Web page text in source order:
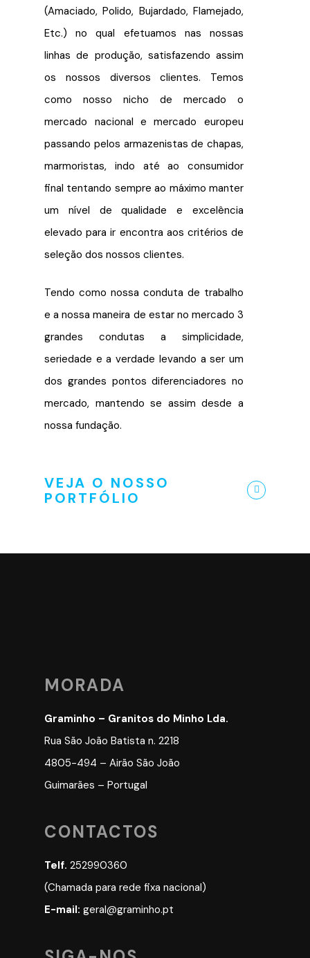
(Amaciado, Polido, Bujardado, Flamejado,
Etc.) no qual efetuamos nas nossas
linhas de produção, satisfazendo assim
os nossos diversos clientes. Temos
como nosso nicho de mercado o
mercado nacional e mercado europeu
passando pelos armazenistas de chapas,
marmoristas, indo até ao consumidor
final tentando sempre ao máximo manter
um nível de qualidade e excelência
elevado para ir encontra aos critérios de
seleção dos nossos clientes.
Tendo como nossa conduta de trabalho
e a nossa maneira de estar no mercado 3
grandes condutas a simplicidade,
seriedade e a verdade levando a ser um
dos grandes pontos diferenciadores no
mercado, mantendo se assim desde a
nossa fundação.
VEJA O NOSSO
PORTFÓLIO
MORADA
Graminho – Granitos do Minho Lda.
Rua São João Batista n. 2218
4805-494 – Airão São João
Guimarães – Portugal
CONTACTOS
Telf. 252990360
(Chamada para rede fixa nacional)
E-mail: geral@graminho.pt